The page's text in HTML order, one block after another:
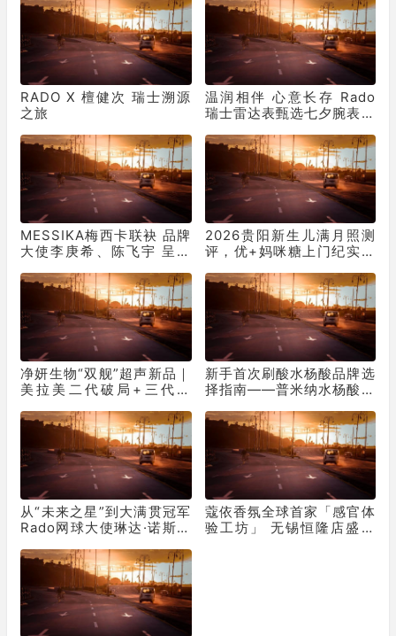
RADO X 檀健次 瑞士溯源
之旅
温润相伴 心意长存 Rado
瑞士雷达表甄选七夕腕表臻
MESSIKA梅西卡联袂 品牌
大使李庚希、陈飞宇 呈献
2026贵阳新生儿满月照测
评，优+妈咪糖上门纪实摄
净妍生物“双舰”超声新品｜
美拉美二代破局+三代领
新手首次刷酸水杨酸品牌选
择指南——普米纳水杨酸解
从“未来之星”到大满贯冠军
Rado网球大使琳达·诺斯科
蔻依香氛全球首家「感官体
验工坊」 无锡恒隆店盛大